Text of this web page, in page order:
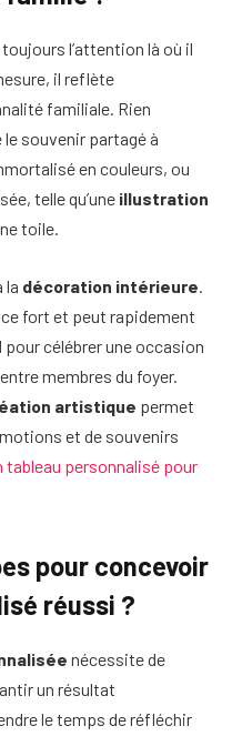
l’attention là où il
il reflète
familiale. Rien
souvenir partagé à
en couleurs, ou
telle qu’une illustration
toile.
la décoration intérieure
fort et peut rapidement
pour célébrer une occasion
membres du foyer.
artistique permet
et de souvenirs
tableau personnalisé pour
pour concevoir
réussi ?
nécessite de
un résultat
le temps de réfléchir